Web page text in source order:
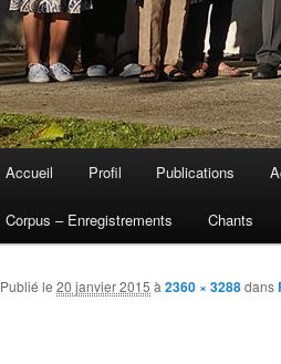
Aller
au
contenu
Accueil Profil Publications
Corpus – Enregistrements Chants
Publié le 20 janvier 2015 à2360 × 3288dans